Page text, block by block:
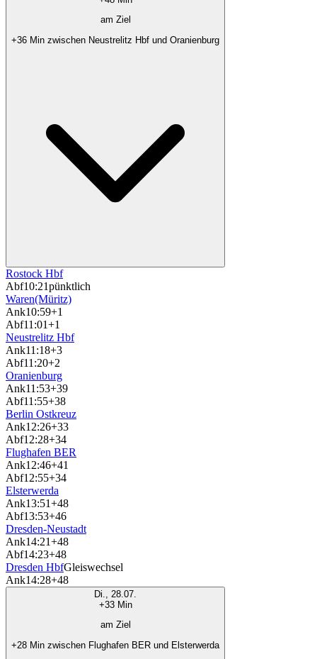
am Ziel
+36 Min zwischen Neustrelitz Hbf und Oranienburg
Rostock Hbf
Abf10:21pünktlich
Waren(Müritz)
Ank10:59+1
Abf11:01+1
Neustrelitz Hbf
Ank11:18+3
Abf11:20+2
Oranienburg
Ank11:53+39
Abf11:55+38
Berlin Ostkreuz
Ank12:26+33
Abf12:28+34
Flughafen BER
Ank12:46+41
Abf12:55+34
Elsterwerda
Ank13:51+48
Abf13:53+46
Dresden-Neustadt
Ank14:21+48
Abf14:23+48
Dresden HbfGleiswechsel
Ank14:28+48
Di., 28.07.
+33 Min
am Ziel
+28 Min zwischen Flughafen BER und Elsterwerda